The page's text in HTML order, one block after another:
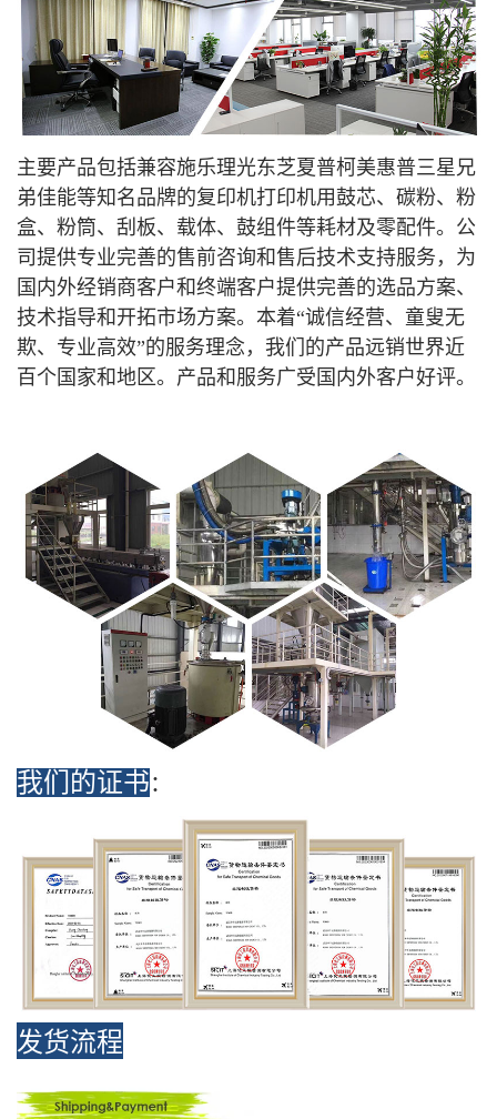
主要产品包括兼容施乐理光东芝夏普柯美惠普三星兄
弟佳能等知名品牌的复印机打印机用鼓芯、碳粉、粉
盒、粉筒、刮板、载体、鼓组件等耗材及零配件。公
司提供专业完善的售前咨询和售后技术支持服务，为
国内外经销商客户和终端客户提供完善的选品方案、
技术指导和开拓市场方案。本着“诚信经营、童叟无
欺、专业高效”的服务理念，我们的产品远销世界近
百个国家和地区。产品和服务广受国内外客户好评。
我们的证书：
发货流程